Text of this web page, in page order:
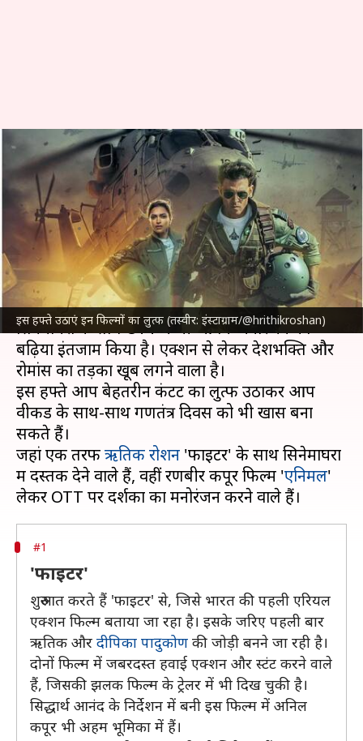
इस हफ्ते उठाएं इन फिल्मों का लुत्फ (तस्वीर: इंस्टाग्राम/@hrithikroshan)
'फाइटर' से 'एनिमल' तक, इस हफ्ते
सिनेमाघर और OTT पर लें इन
फिल्मों का मजा
लेखन नेहा शर्मा Jan 25, 2024 08:11 am
क्या है खबर?
जनवरी का आखिरी हफ्ता धमाकेदार होगा, क्योंकि
सिनेमाघरों के साथ OTT ने भी आपके मनाेरंजन का
बढ़िया इंतजाम किया है। एक्शन से लेकर देशभक्ति और
रोमांस का तड़का खूब लगने वाला है।
इस हफ्ते आप बेहतरीन कंटेंट का लुत्फ उठाकर आप
वीकेंड के साथ-साथ गणतंत्र दिवस को भी खास बना
सकते हैं।
जहां एक तरफऋतिक रोशन 'फाइटर' के साथ सिनेमाघरों
में दस्तक देने वाले हैं, वहीं रणबीर कपूर फिल्म 'एनिमल'
#1
'फाइटर'
शुरुआत करते हैं 'फाइटर' से, जिसे भारत की पहली एरियल
एक्शन फिल्म बताया जा रहा है। इसके जरिए पहली बार
ऋतिक और दीपिका पादुकोण की जोड़ी बनने जा रही है।
दोनों फिल्म में जबरदस्त हवाई एक्शन और स्टंट करने वाले
हैं, जिसकी झलक फिल्म के ट्रेलर में भी दिख चुकी है।
सिद्धार्थ आनंद के निर्देशन में बनी इस फिल्म में अनिल
कपूर भी अहम भूमिका में हैं।